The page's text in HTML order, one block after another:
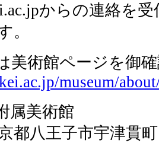
からの連絡を
。
美術館ページを御
museum/
属美術館
都八王子市宇津貫